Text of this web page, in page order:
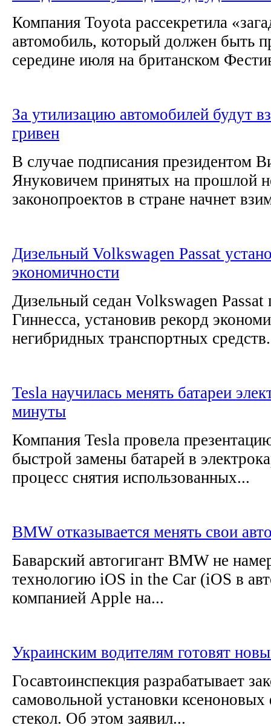
Компания Toyota рассекретила
автомобиль, который должен быть
середине июля на британском
За утилизацию автомобилей будут
гривен
В случае подписания президентом
Януковичем принятых на прошлой
законопроектов в стране начнет
Дизельный Volkswagen Passat
экономичности
Дизельный седан Volkswagen Passat
Гиннесса, установив рекорд
негибридных транспортных
Tesla научилась менять батареи
минуты
Компания Tesla провела
быстрой замены батарей в
процесс снятия использованных...
BMW отказывается менять свои
Баварский автогигант BMW не
технологию iOS in the Car (iOS в
компанией Apple на...
Украинским водителям готовят
Госавтоинспекция разрабатывает
самовольной установки
стекол. Об этом заявил...